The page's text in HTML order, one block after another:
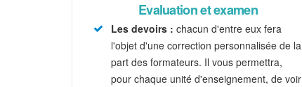
Evaluation et examen
Les devoirs : chacun d'entre eux fera
l'objet d'une correction personnalisée de la
part des formateurs. Il vous permettra,
pour chaque unité d'enseignement, de voir